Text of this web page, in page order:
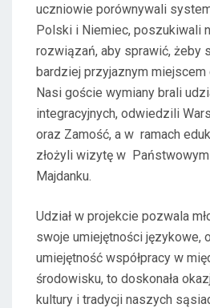
uczniowie porównywali
Polski i Niemiec, poszukiwali
rozwiązań, aby sprawić, żeby
bardziej przyjaznym miejscem
Nasi goście wymiany brali
integracyjnych, odwiedzili
oraz Zamość, a w ramach
złożyli wizytę w
Majdanku.
Udział w projekcie pozwala
swoje umiejętności językowe,
umiejętność współpracy w
środowisku, to doskonała
kultury i tradycji naszych